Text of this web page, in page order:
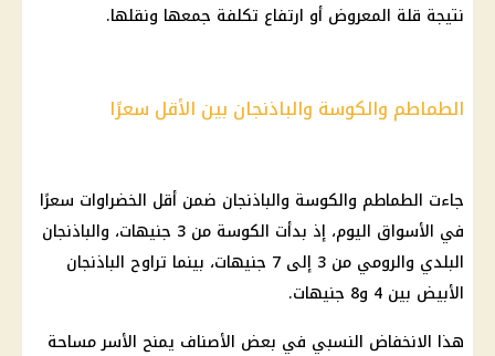
نتيجة قلة المعروض أو ارتفاع تكلفة جمعها ونقلها.
الطماطم والكوسة والباذنجان بين الأقل سعرًا
جاءت الطماطم والكوسة والباذنجان ضمن أقل الخضراوات سعرًا
في الأسواق اليوم، إذ بدأت الكوسة من 3 جنيهات، والباذنجان
البلدي والرومي من 3 إلى 7 جنيهات، بينما تراوح الباذنجان
الأبيض بين 4 و8 جنيهات.
هذا الانخفاض النسبي في بعض الأصناف يمنح الأسر مساحة